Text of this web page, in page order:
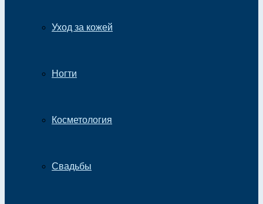
Уход за кожей
Ногти
Косметология
Свадьбы